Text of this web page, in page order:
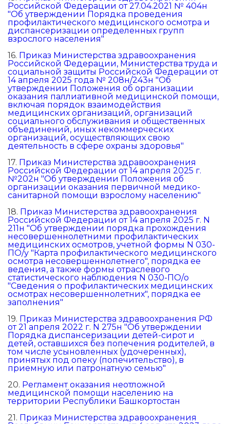
Российской Федерации от 27.04.2021 № 404н
"Об утверждении Порядка проведения
профилактического медицинского осмотра и
диспансеризации определенных групп
взрослого населения"
16. Приказ Министерства здравоохранения
Российской Федерации, Министерства труда и
социальной защиты Российской Федерации от
14 апреля 2025 года № 208н/243н "Об
утверждении Положения об организации
оказания паллиативной медицинской помощи,
включая порядок взаимодействия
медицинских организаций, организаций
социального обслуживания и общественных
объединений, иных некоммерческих
организаций, осуществляющих свою
деятельность в сфере охраны здоровья"
17. Приказ Министерства здравоохранения
Российской Федерации от 14 апреля 2025 г.
№202н "Об утверждении Положения об
организации оказания первичной медико-
санитарной помощи взрослому населению"
18. Приказ Министерства здравоохранения
Российской Федерации от 14 апреля 2025 г. N
211н "Об утверждении порядка прохождения
несовершеннолетними профилактических
медицинских осмотров, учетной формы N 030-
ПО/у "Карта профилактического медицинского
осмотра несовершеннолетнего", порядка ее
ведения, а также формы отраслевого
статистического наблюдения N 030-ПО/о
"Сведения о профилактических медицинских
осмотрах несовершеннолетних", порядка ее
заполнения"
19. Приказ Министерства здравоохранения РФ
от 21 апреля 2022 г. N 275н "Об утверждении
Порядка диспансеризации детей-сирот и
детей, оставшихся без попечения родителей, в
том числе усыновленных (удочеренных),
принятых под опеку (попечительство), в
приемную или патронатную семью"
20. Регламент оказания неотложной
медицинской помощи населению на
территории Республики Башкортостан
21. Приказ Министерства здравоохранения